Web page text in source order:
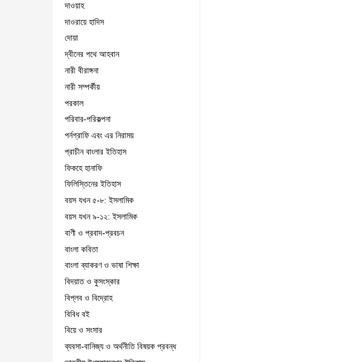
দাওয়াহ
দাওরায়ে হাদিস
দোয়া
দ্বীনের পথে আহবান
নারী বীরাঙ্গনা
নারী সম্পর্কীয়
পরকাল
পরিবার-পরিকল্পনা
পর্নগ্রাফি এবং এর নিরাময়
প্রাচীন বাংলার ইতিহাস
ফিকহে হানাফি
ফিলিস্তিনের ইতিহাস
বয়স যখন ৫-৮: ইসলামিক
বয়স যখন ৯-১২: ইসলামিক
বাণী ও প্রবাদ-প্রবচন
বাংলা কবিতা
বাংলা ব্যাকরণ ও ভাষা শিক্ষা
বিদয়াত ও কুসংস্কার
বিপ্লব ও বিদ্রোহ
বিবিধ বই
বিয়ে ও সংসার
ব্যবসা-বানিজ্য ও অর্থনীতি বিষয়ক প্রবন্ধ